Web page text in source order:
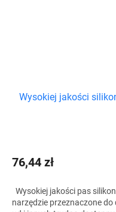
Wysokiej jakości
76,44 zł
Wysokiej jakości pas
narzędzie przeznaczone do